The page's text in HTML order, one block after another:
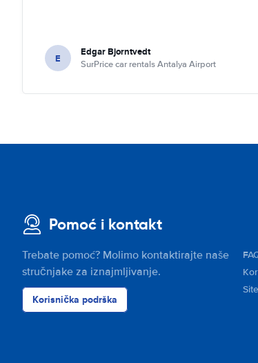
E Edgar Bjorntvedt
SurPrice car rentals Antalya Airport
Pomoć i kontakt
Trebate pomoć? Molimo kontaktirajte naše
stručnjake za iznajmljivanje.
Korisnička podrška